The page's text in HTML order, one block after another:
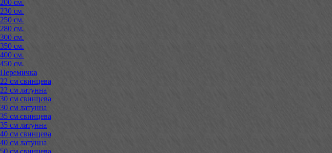
200 см.
230 см.
250 см.
280 см.
300 см.
350 см.
400 см.
450 см.
Перемичка
22 см свинцева
22 см латунна
30 см свинцева
30 см латунна
35 см свинцева
35 см латунна
40 см свинцева
40 см латунна